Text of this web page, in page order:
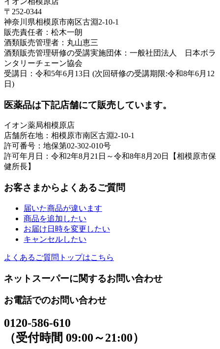
〒252-0344
神奈川県相模原市南区古淵2-10-1
販売責任者：松木一朗
酒類販売管理者：丸山恵三
酒類販売管理研修の受講実施団体：一般社団法人 日本ボラ
ンタリーチェーン協会
受講日：令和5年6月13日 (次回研修の受講期限:令和8年6月12
日)
医薬品は下記店舗にて販売しています。
イオン薬局相模原店
店舗所在地：相模原市南区古淵2-10-1
許可番号：地保第02-302-010号
許可年月日：令和2年8月21日～令和8年8月20日【相模原市保
健所長】
お客さまからよくあるご質問
届いた商品が違います
商品を追加したい
お届け日時を変更したい
キャンセルしたい
よくあるご質問トップはこちら
ネットスーパーに関するお問い合わせ
お電話でのお問い合わせ
0120-586-610
（受付時間 09:00～21:00）